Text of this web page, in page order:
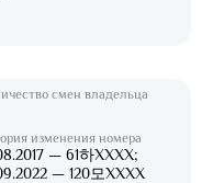
смен владельца
изменения номера
— 61하XXXX;
— 120모XXXX